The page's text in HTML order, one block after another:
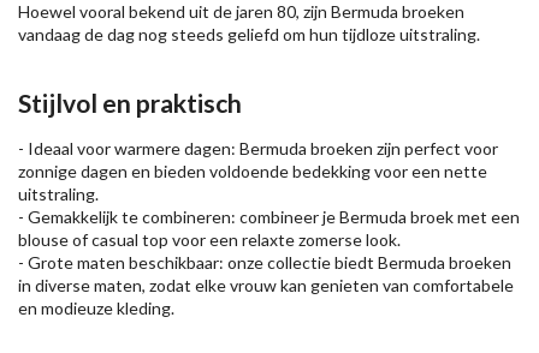
Hoewel vooral bekend uit de jaren 80, zijn Bermuda broeken
vandaag de dag nog steeds geliefd om hun tijdloze uitstraling.
Stijlvol en praktisch
- Ideaal voor warmere dagen: Bermuda broeken zijn perfect voor
zonnige dagen en bieden voldoende bedekking voor een nette
uitstraling.
- Gemakkelijk te combineren: combineer je Bermuda broek met een
blouseof casual top voor een relaxte zomerse look.
- Grote maten beschikbaar: onze collectie biedt Bermuda broeken
in diverse maten, zodat elke vrouw kan genieten van comfortabele
en modieuze kleding.